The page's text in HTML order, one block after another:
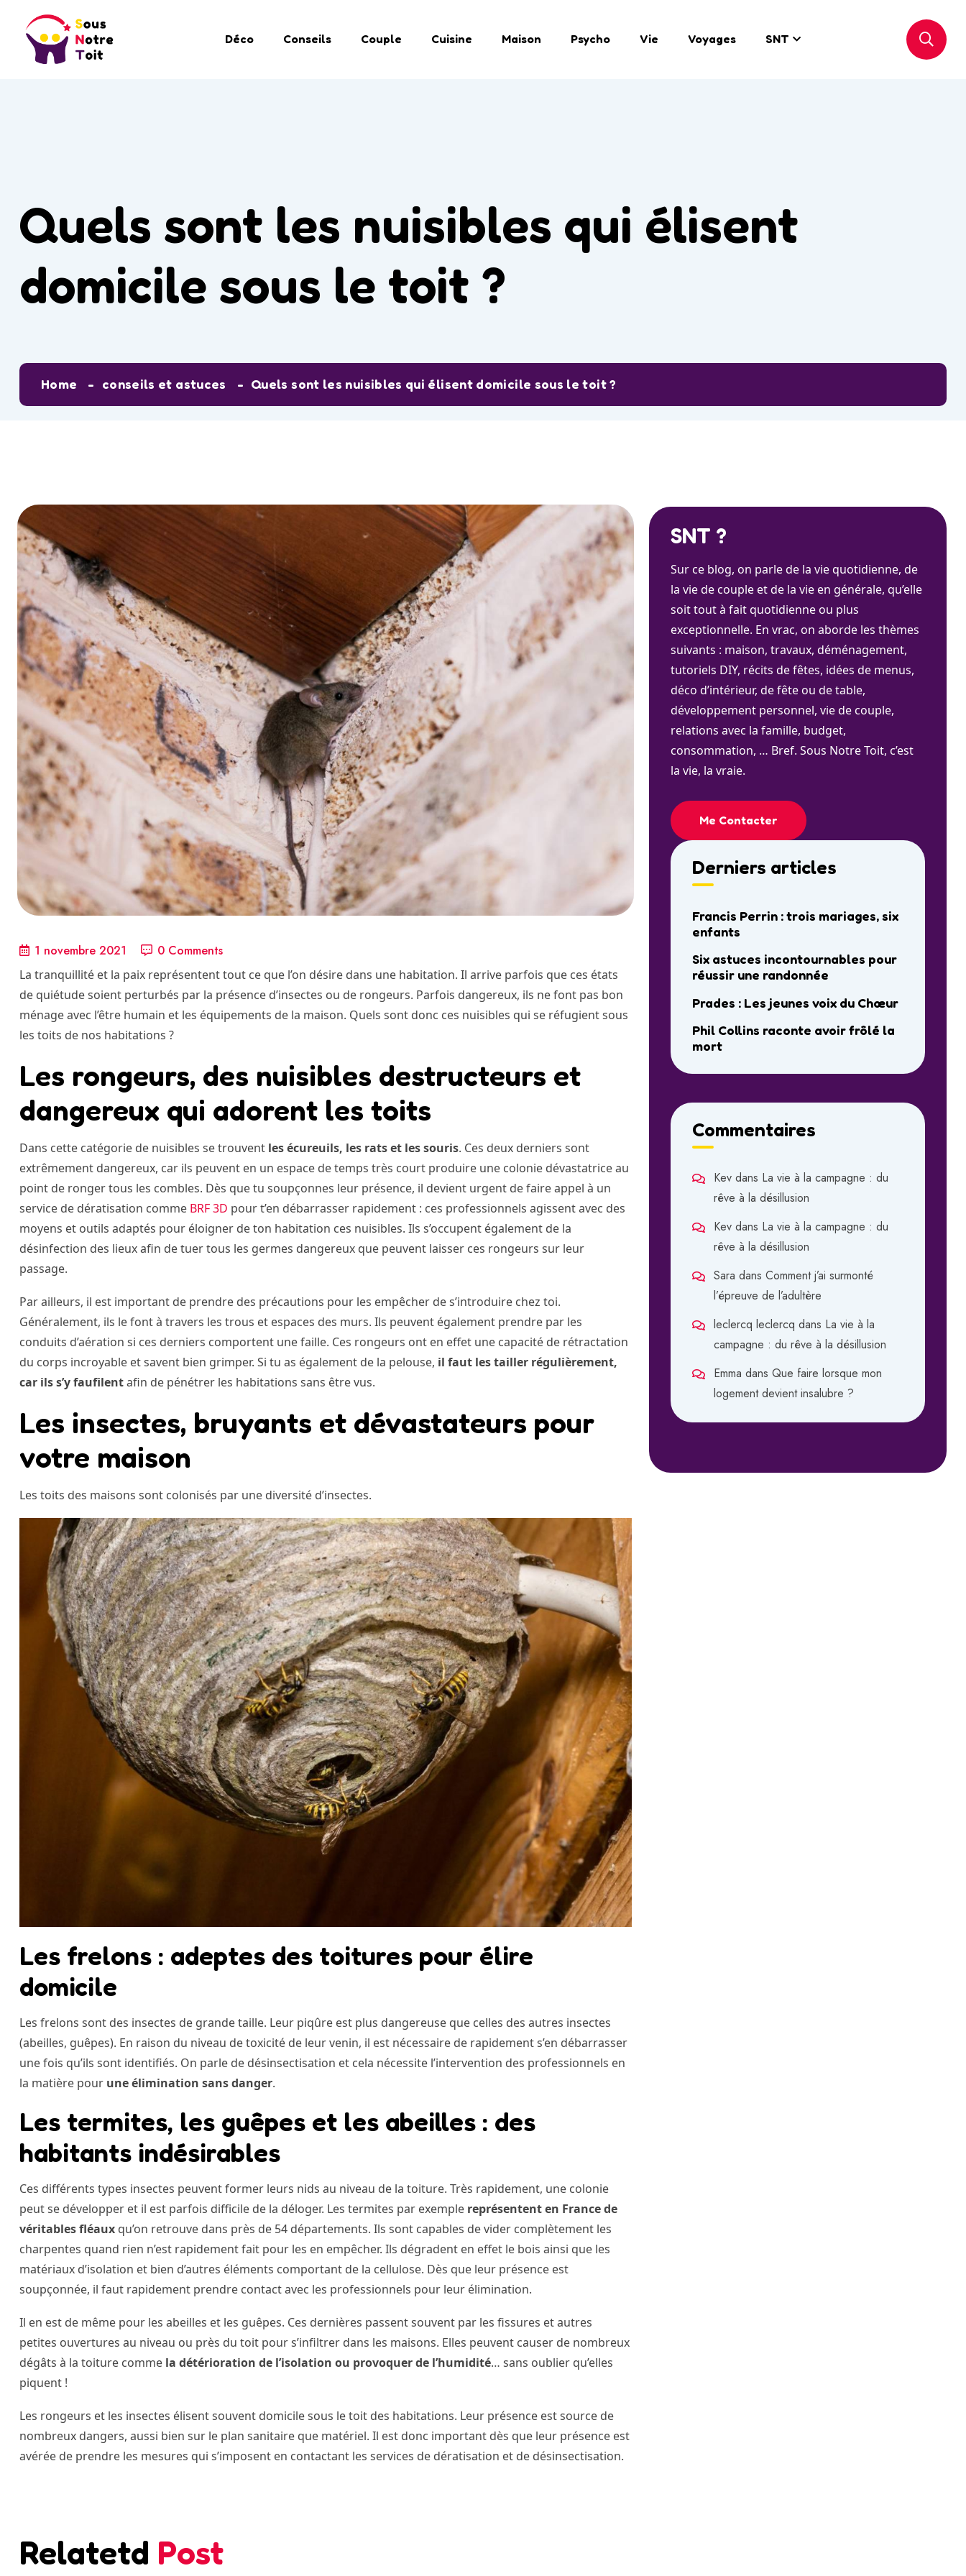
Déco Conseils Couple Cuisine Maison Psycho Vie Voyages SNT
Quels sont les nuisibles qui élisent
domicile sous le toit ?
Home conseils et astuces Quels sont les nuisibles qui élisent domicile sous le toit ?
1 novembre 2021 0 Comments
La tranquillité et la paix représentent tout ce que l’on désire dans une habitation. Il arrive parfois que ces états
de quiétude soient perturbés par la présence d’insectes ou de rongeurs. Parfois dangereux, ils ne font pas bon
ménage avec l’être humain et les équipements de la maison. Quels sont donc ces nuisibles qui se réfugient sous
les toits de nos habitations ?
Les rongeurs, des nuisibles destructeurs et
dangereux qui adorent les toits
Dans cette catégorie de nuisibles se trouvent les écureuils, les rats et les souris. Ces deux derniers sont
extrêmement dangereux, car ils peuvent en un espace de temps très court produire une colonie dévastatrice au
point de ronger tous les combles. Dès que tu soupçonnes leur présence, il devient urgent de faire appel à un
service de dératisation comme BRF 3D pour t’en débarrasser rapidement : ces professionnels agissent avec des
moyens et outils adaptés pour éloigner de ton habitation ces nuisibles. Ils s’occupent également de la
désinfection des lieux afin de tuer tous les germes dangereux que peuvent laisser ces rongeurs sur leur
passage.
Par ailleurs, il est important de prendre des précautions pour les empêcher de s’introduire chez toi.
Généralement, ils le font à travers les trous et espaces des murs. Ils peuvent également prendre par les
conduits d’aération si ces derniers comportent une faille. Ces rongeurs ont en effet une capacité de rétractation
du corps incroyable et savent bien grimper. Si tu as également de la pelouse, il faut les tailler régulièrement,
car ils s’y faufilentafin de pénétrer les habitations sans être vus.
Les insectes, bruyants et dévastateurs pour
votre maison
Les toits des maisons sont colonisés par une diversité d’insectes.
Les frelons : adeptes des toitures pour élire
domicile
Les frelons sont des insectes de grande taille. Leur piqûre est plus dangereuse que celles des autres insectes
(abeilles, guêpes). En raison du niveau de toxicité de leur venin, il est nécessaire de rapidement s’en débarrasser
une fois qu’ils sont identifiés. On parle de désinsectisation et cela nécessite l’intervention des professionnels en
la matière pour une élimination sans danger.
Les termites, les guêpes et les abeilles : des
habitants indésirables
Ces différents types insectes peuvent former leurs nids au niveau de la toiture. Très rapidement, une colonie
peut se développer et il est parfois difficile de la déloger. Les termites par exemple représentent en France de
véritables fléaux qu’on retrouve dans près de 54 départements. Ils sont capables de vider complètement les
charpentes quand rien n’est rapidement fait pour les en empêcher. Ils dégradent en effet le bois ainsi que les
matériaux d’isolation et bien d’autres éléments comportant de la cellulose. Dès que leur présence est
soupçonnée, il faut rapidement prendre contact avec les professionnels pour leur élimination.
Il en est de même pour les abeilles et les guêpes. Ces dernières passent souvent par les fissures et autres
petites ouvertures au niveau ou près du toit pour s’infiltrer dans les maisons. Elles peuvent causer de nombreux
dégâts à la toiture comme la détérioration de l’isolation ou provoquer de l’humidité… sans oublier qu’elles
piquent !
Les rongeurs et les insectes élisent souvent domicile sous le toit des habitations. Leur présence est source de
nombreux dangers, aussi bien sur le plan sanitaire que matériel. Il est donc important dès que leur présence est
avérée de prendre les mesures qui s’imposent en contactant les services de dératisation et de désinsectisation.
Relatetd Post
SNT ?
Sur ce blog, on parle de la vie quotidienne, de
la vie de couple et de la vie en générale, qu’elle
soit tout à fait quotidienne ou plus
exceptionnelle. En vrac, on aborde les thèmes
suivants : maison, travaux, déménagement,
tutoriels DIY, récits de fêtes, idées de menus,
déco d’intérieur, de fête ou de table,
développement personnel, vie de couple,
relations avec la famille, budget,
consommation, … Bref. Sous Notre Toit, c’est
la vie, la vraie.
Me Contacter
Derniers articles
Francis Perrin : trois mariages, six
enfants
Six astuces incontournables pour
réussir une randonnée
Prades : Les jeunes voix du Chœur
Phil Collins raconte avoir frôlé la
mort
Commentaires
Kev dans La vie à la campagne : du
rêve à la désillusion
Kev dans La vie à la campagne : du
rêve à la désillusion
Sara dans Comment j’ai surmonté
l’épreuve de l’adultère
leclercq leclercq dans La vie à la
campagne : du rêve à la désillusion
Emma dans Que faire lorsque mon
logement devient insalubre ?